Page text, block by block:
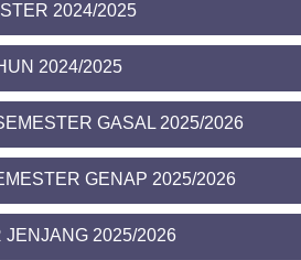
2024/2025
2024/2025
GASAL 2025/2026
GENAP 2025/2026
JENJANG 2025/2026